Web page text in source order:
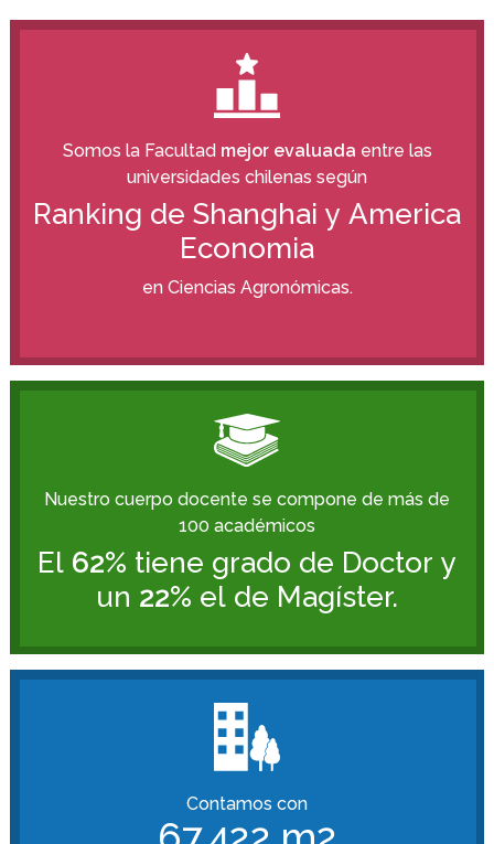
Somos la Facultad mejor evaluada entre las
universidades chilenas según
Ranking de Shanghai y America
Economia
en Ciencias Agronómicas.
Nuestro cuerpo docente se compone de más de
100 académicos
El 62% tiene grado de Doctor y
un 22% el de Magíster.
Contamos con